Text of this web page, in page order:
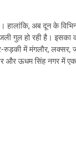
हालांकि, अब दून के
गुल हो रही है।
रुड़की में मंगलौर,
और ऊधम सिंह नगर में